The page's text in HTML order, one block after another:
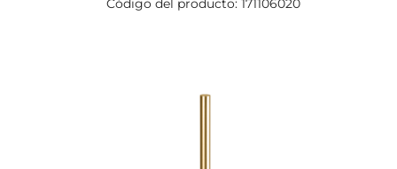
Código del producto: 171106020